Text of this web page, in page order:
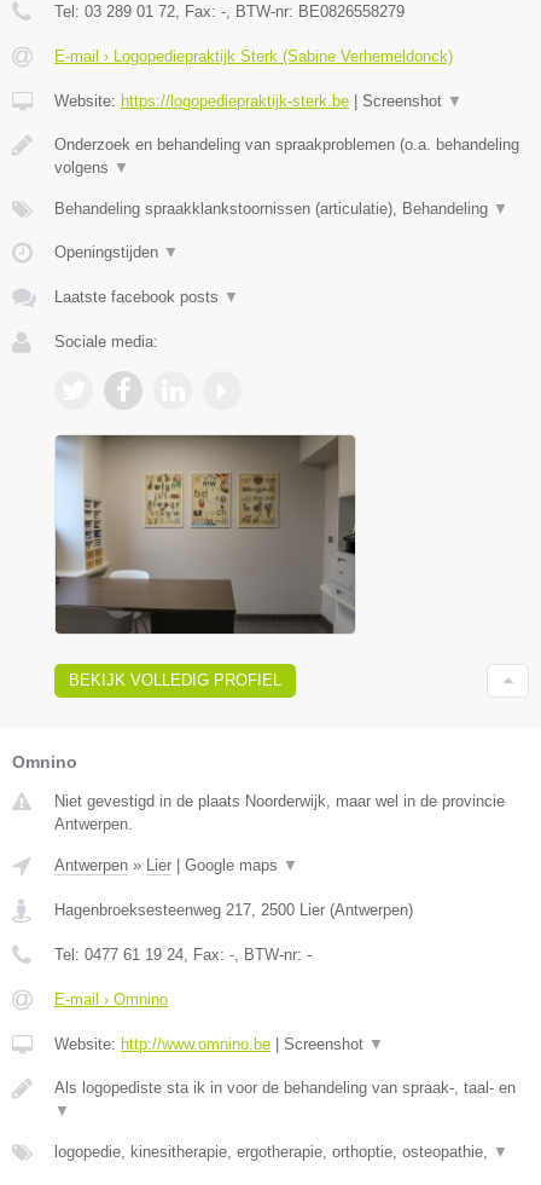
Tel: 03 289 01 72 , Fax: - , BTW-nr: BE0826558279
E-mail › Logopediepraktijk Sterk (Sabine Verhemeldonck)
Website: https://logopediepraktijk-sterk.be | Screenshot ▼
Onderzoek en behandeling van spraakproblemen (o.a. behandeling
volgens ▼
Behandeling spraakklankstoornissen (articulatie), Behandeling ▼
Openingstijden ▼
Laatste facebook posts ▼
Sociale media:
BEKIJK VOLLEDIG PROFIEL
Omnino
Niet gevestigd in de plaats Noorderwijk, maar wel in de provincie
Antwerpen.
Antwerpen » Lier Google maps ▼
Hagenbroeksesteenweg 217, 2500 Lier (Antwerpen)
Tel: 0477 61 19 24, Fax: -, BTW-nr: -
E-mail › Omnino
Website: http://www.omnino.be Screenshot ▼
Als logopediste sta ik in voor de behandeling van spraak-, taal- en
▼
logopedie, kinesitherapie, ergotherapie, orthoptie, osteopathie, ▼